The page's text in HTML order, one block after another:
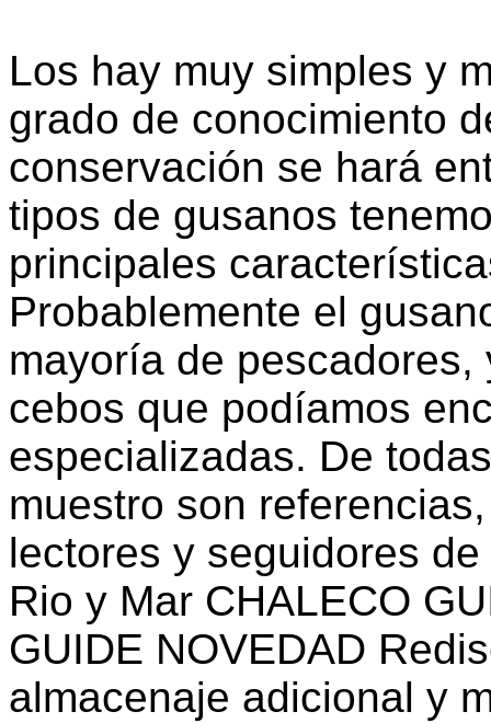
Los hay muy simples y
grado de conocimiento
conservación se hará
tipos de gusanos
principales
Probablemente el
mayoría de
cebos que podíamos
especializadas. De
muestro son
lectores y seguidores
Rio y Mar CHALECO
GUIDE NOVEDAD
almacenaje adicional y